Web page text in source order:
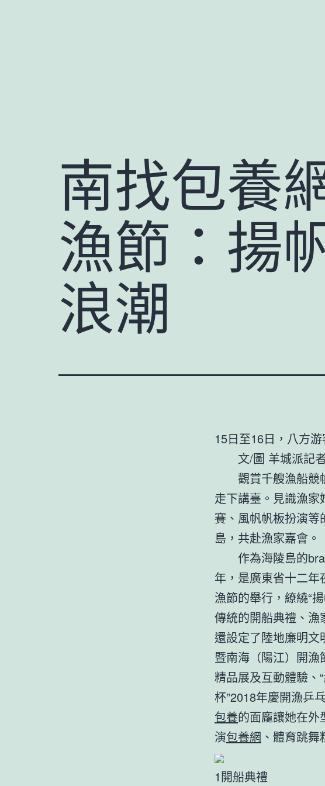
南找包養
漁節：揚
浪潮
15日至16日，八方
文/圖 羊城派記者
觀賞千艘漁船競帆
走下講臺。見識漁
賽、風帆帆板扮演
島，共赴漁家嘉會。
作為海陵島的
年，是廣東省十二
漁節的舉行，繚繞“
傳統的開船典禮、漁
還設定了陸地廉明
暨南海（陽江）開
精品展及互動體驗、
杯”2018年慶開漁乒
包養的面龐讓她在外
演包養網 、體育跳
1開船典禮